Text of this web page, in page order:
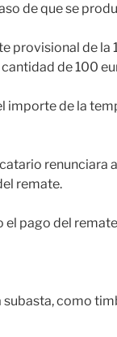
de que se
provisional de la
de 100
importe de la
renunciara
remate.
el pago del
subasta, como